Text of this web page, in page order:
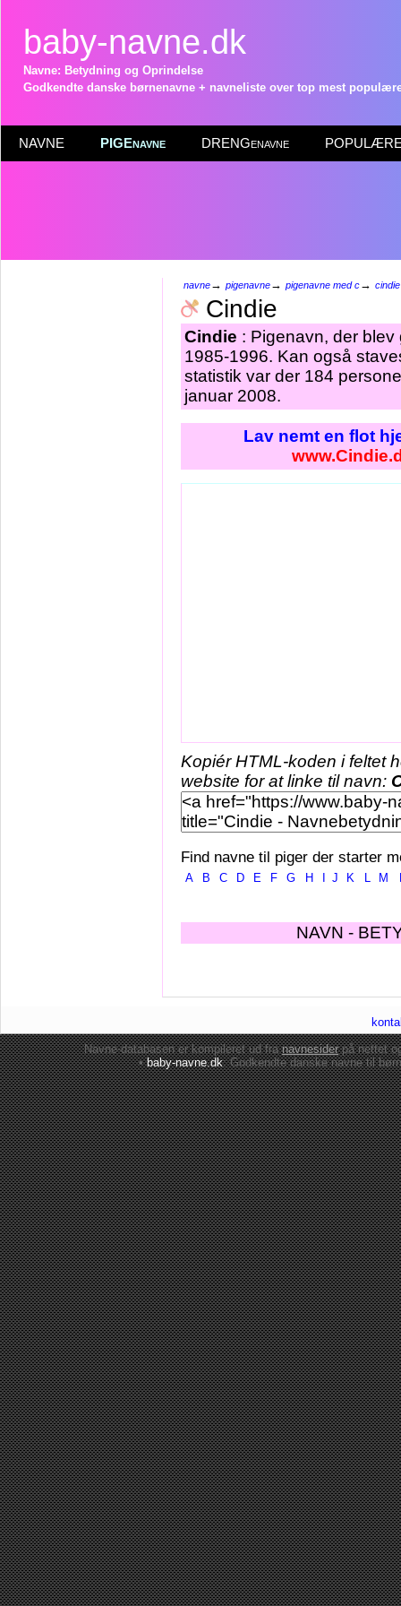
baby-navne.dk
Navne: Betydning og Oprindelse
Godkendte danske børnenavne + navneliste over top mest
NAVNE PIGEnavne DRENGenavne POPULÆRE
navne→ pigenavne→ pigenavne med c→ cindie
Cindie
Cindie : Pigenavn, der
1985-1996. Kan også
statistik var der 184
januar 2008.
Lav nemt en flot
Kopiér HTML-koden i feltet
website for at linke til navn:
Find navne til piger der starter
A B C D E F G H J K L M
NAVN -
Navne-databasen er kompileret ud franavnesiderpå nettet
•baby-navne.dk: Godkendte danskenavne til børn